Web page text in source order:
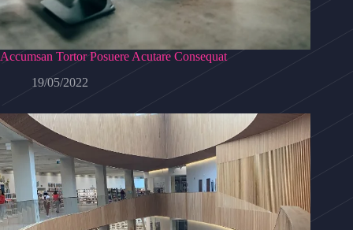
Accumsan Tortor Posuere Acutare Consequat
19/05/2022